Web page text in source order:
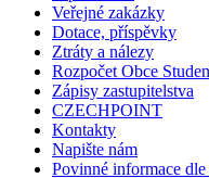
Veřejné zakázky
Dotace, příspěvky
Ztráty a nálezy
Rozpočet Obce
Zápisy zastupitelstva
CZECHPOINT
Kontakty
Napište nám
Povinné informace dle